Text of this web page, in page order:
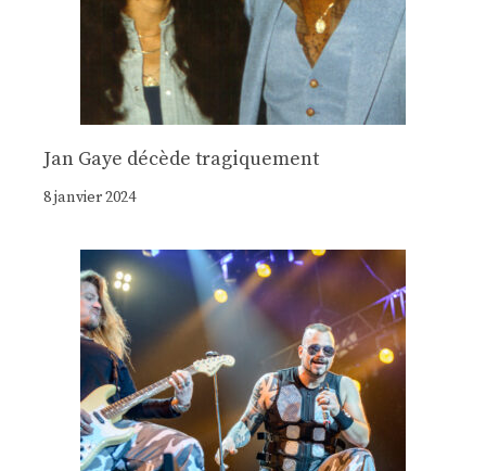
Jan Gaye décède tragiquement
8 janvier 2024